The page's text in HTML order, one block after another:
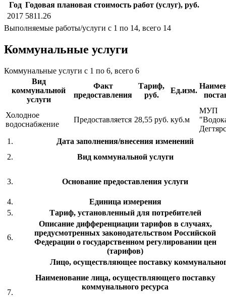
Год Годовая плановая стоимость работ (услуг), руб.
2017 5811.26
Выполняемые работы/услуги с 1 по 14, всего 14
Коммунальные услуги
Коммунальные услуги с 1 по 6, всего 6
Вид
коммунальной
услуги
Факт
предоставления
Тариф,
руб.
Ед.изм.
Холодное
водоснабжение
Предоставляется 28,55 руб. куб.м
МУП
1.
Дата заполнения/внесения изменений
2.
Вид коммунальной услуги
3. Основание предоставления услуги
4.
Единица измерения
5.
Тариф, установленный для потребителей
6.
Описание дифференциации тарифов в случаях,
предусмотренных законодательством Российской
Федерации о государственном регулировании цен
(тарифов)
7.
Лицо, осуществляющее поставку
Наименование лица, осуществляющего поставку
коммунального ресурса